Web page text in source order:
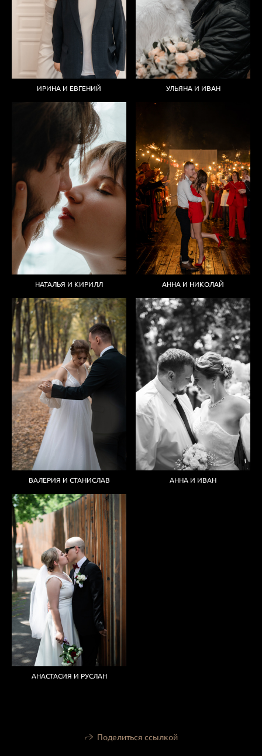
ИРИНА И ЕВГЕНИЙ УЛЬЯНА И ИВАН
НАТАЛЬЯ И КИРИЛЛ АННА И НИКОЛАЙ
ВАЛЕРИЯ И СТАНИСЛАВ АННА И ИВАН
АНАСТАСИЯ И РУСЛАН
Поделиться ссылкой